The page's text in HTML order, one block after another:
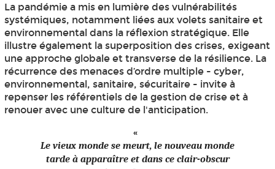
La pandémie a mis en lumière des vulnérabilités
systémiques, notamment liées aux volets sanitaire et
environnemental dans la réflexion stratégique. Elle
illustre également la superposition des crises, exigeant
une approche globale et transverse de la résilience. La
récurrence des menaces d’ordre multiple - cyber,
environnemental, sanitaire, sécuritaire - invite à
repenser les référentiels de la gestion de crise et à
renouer avec une culture de l'anticipation.
Le vieux monde se meurt, le nouveau monde
tarde à apparaître et dans ce clair-obscur